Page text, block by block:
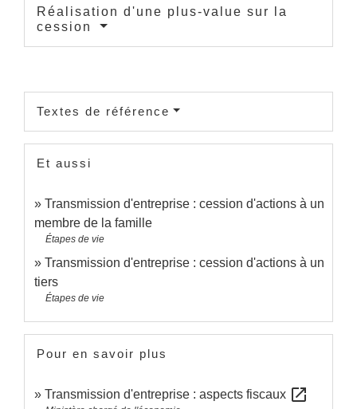
Réalisation d'une plus-value sur la
cession
Textes de référence
Et aussi
Transmission d'entreprise : cession d'actions à un
membre de la famille
Étapes de vie
Transmission d'entreprise : cession d'actions à un
tiers
Étapes de vie
Pour en savoir plus
Transmission d'entreprise : aspects fiscaux open_in_new